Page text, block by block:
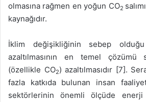
olmasına rağmen en yoğun CO2
kaynağıdır.
İklim değişikliğinin sebep
azaltılmasının en temel çözümü
(özellikle CO2) azaltılmasıdır [7].
fazla katkıda bulunan insan
sektörlerinin önemli ölçüde